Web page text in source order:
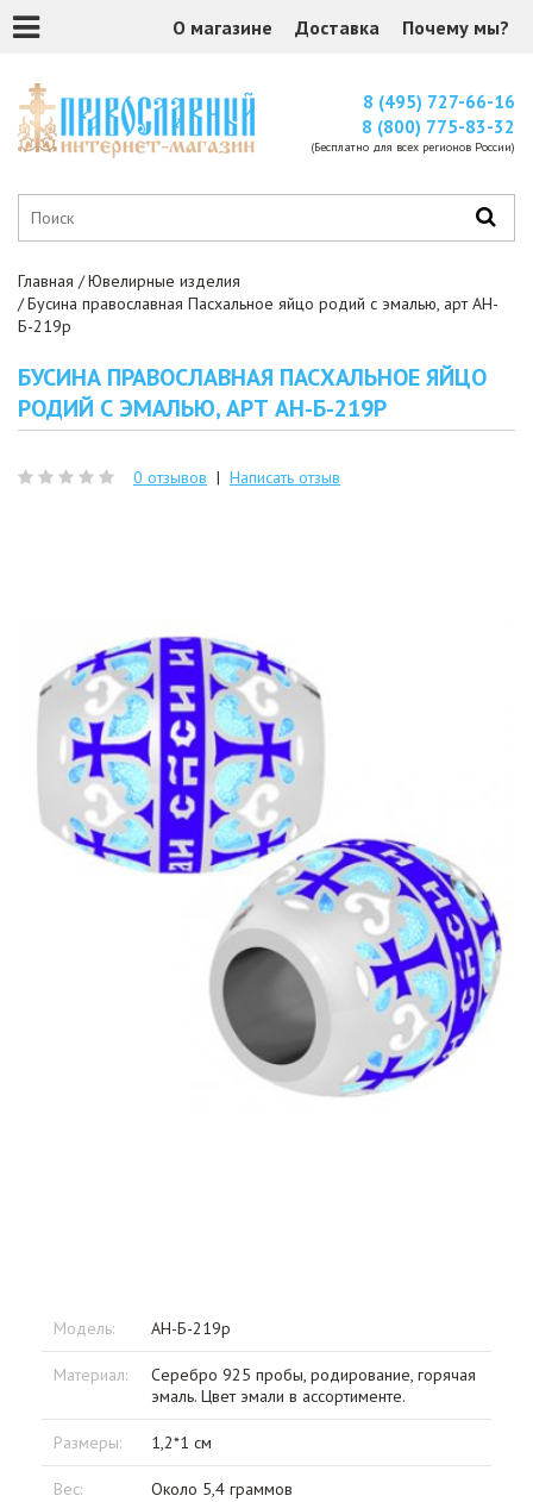
О магазине Доставка Почему мы?
8 (495) 727-66-16
8 (800) 775-83-32
(Бесплатно для всех регионов России)
Главная
Ювелирные изделия
Бусина православная Пасхальное яйцо родий с эмалью, арт АН-
Б-219р
БУСИНА ПРАВОСЛАВНАЯ ПАСХАЛЬНОЕ ЯЙЦО
РОДИЙ С ЭМАЛЬЮ, АРТ АН-Б-219Р
0 отзывов | Написать отзыв
Модель: АН-Б-219р
Материал:
Серебро 925 пробы, родирование, горячая
эмаль. Цвет эмали в ассортименте.
Размеры: 1,2*1 см
Вес: Около 5,4 граммов